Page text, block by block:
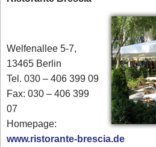
Welfenallee 5-7,
13465 Berlin
Tel. 030 – 406 399 09
Fax: 030 – 406 399
07
Homepage:
www.ristorante-brescia.de